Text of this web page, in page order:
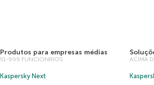
Produtos para empresas médias
51-999 FUNCIONRIOS
Kaspersky Next
ACIMA